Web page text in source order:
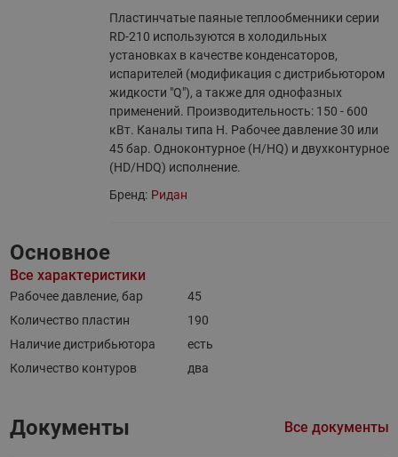
Пластинчатые паяные теплообменники серии
RD-210 используются в холодильных
установках в качестве конденсаторов,
испарителей (модификация с дистрибьютором
жидкости "Q"), а также для однофазных
применений. Производительность: 150 - 600
кВт. Каналы типа H. Рабочее давление 30 или
45 бар. Одноконтурное (H/HQ) и двухконтурное
(HD/HDQ) исполнение.
Бренд: Ридан
Основное
Все характеристики
Рабочее давление, бар
45
Количество пластин
190
Наличие дистрибьютора
есть
Количество контуров
два
Документы Все документы